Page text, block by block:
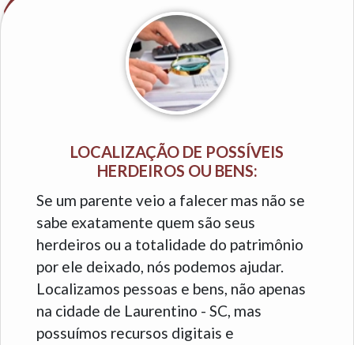
LOCALIZAÇÃO DE POSSÍVEIS
HERDEIROS OU BENS:
Se um parente veio a falecer mas não se
sabe exatamente quem são seus
herdeiros ou a totalidade do patrimônio
por ele deixado, nós podemos ajudar.
Localizamos pessoas e bens, não apenas
na cidade de Laurentino - SC, mas
possuímos recursos digitais e